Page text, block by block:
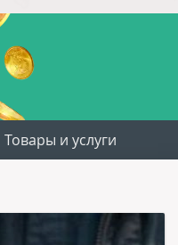
Товары и услуги